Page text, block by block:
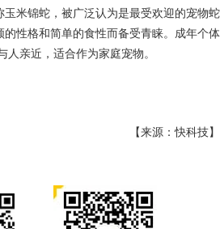
米锦蛇，被广泛认为是最受欢迎的宠物蛇
性格和简单的食性而备受青睐。成年个体
亲近，适合作为家庭宠物。
【来源：快科技】